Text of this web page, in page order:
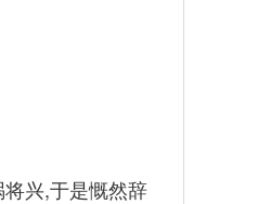
兴,于是慨然辞